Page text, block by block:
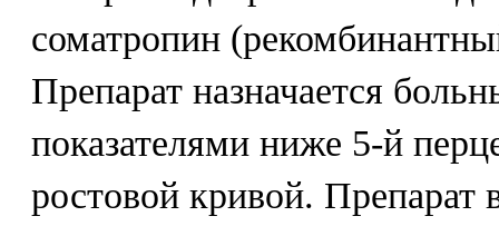
соматропин
Препарат назначается
показателями ниже 5-й
ростовой кривой. Препарат